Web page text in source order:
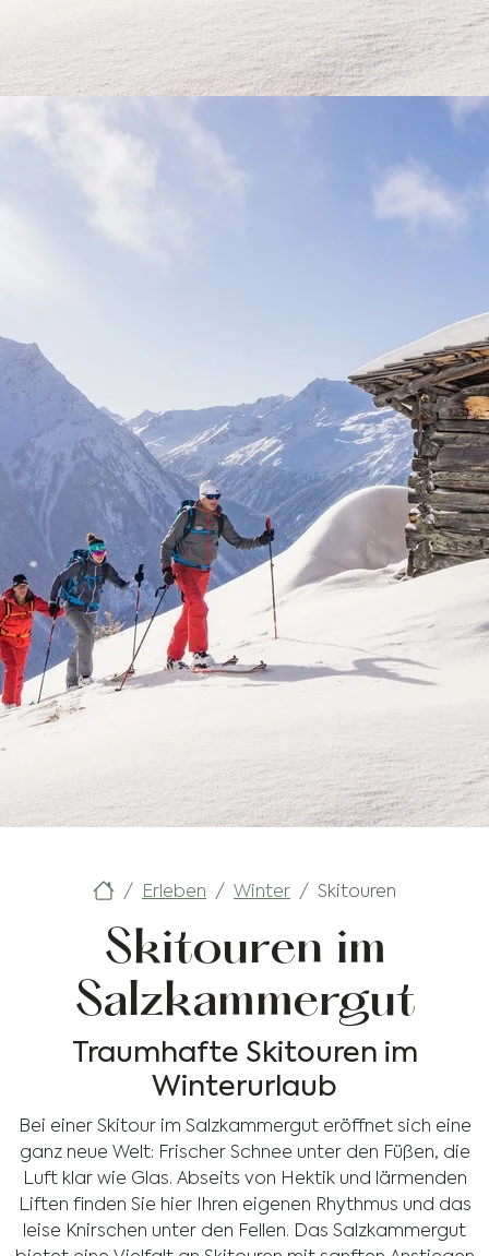
Erleben Winter Skitouren
Skitouren im
Salzkammergut
Traumhafte Skitouren im
Winterurlaub
Bei einer Skitour im Salzkammergut eröffnet sich eine
ganz neue Welt: Frischer Schnee unter den Füßen, die
Luft klar wie Glas. Abseits von Hektik und lärmenden
Liften finden Sie hier Ihren eigenen Rhythmus und das
leise Knirschen unter den Fellen. Das Salzkammergut